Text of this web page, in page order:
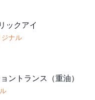
ックアイ
ナル
ントランス（重油）